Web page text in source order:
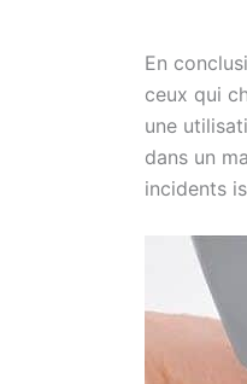
En
ceux qui
une
dans un
incidents